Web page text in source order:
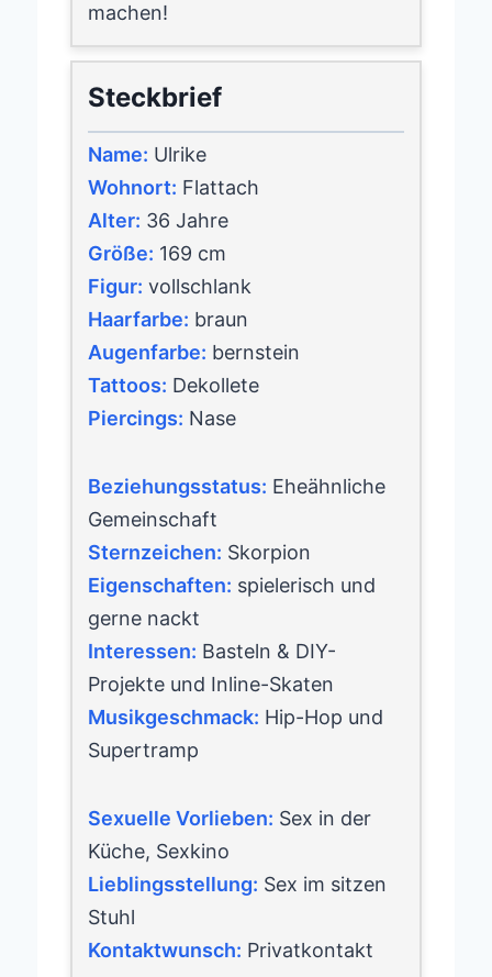
machen!
Steckbrief
Name: Ulrike
Wohnort: Flattach
Alter: 36 Jahre
Größe: 169 cm
Figur: vollschlank
Haarfarbe: braun
Augenfarbe: bernstein
Tattoos: Dekollete
Piercings: Nase
Beziehungsstatus: Eheähnliche
Gemeinschaft
Sternzeichen: Skorpion
Eigenschaften: spielerisch und
gerne nackt
Interessen: Basteln & DIY-
Projekte und Inline-Skaten
Musikgeschmack: Hip-Hop und
Supertramp
Sexuelle Vorlieben: Sex in der
Küche, Sexkino
Lieblingsstellung: Sex im sitzen
Stuhl
Kontaktwunsch: Privatkontakt